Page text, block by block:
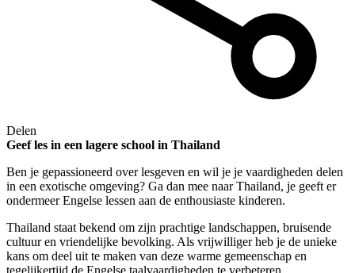
Delen
Geef les in een lagere school in Thailand
Ben je gepassioneerd over lesgeven en wil je je vaardigheden delen
in een exotische omgeving? Ga dan mee naar Thailand, je geeft er
ondermeer Engelse lessen aan de enthousiaste kinderen.
Thailand staat bekend om zijn prachtige landschappen, bruisende
cultuur en vriendelijke bevolking. Als vrijwilliger heb je de unieke
kans om deel uit te maken van deze warme gemeenschap en
tegelijkertijd de Engelse taalvaardigheden te verbeteren.